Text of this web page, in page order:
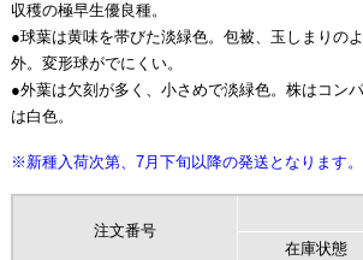
収穫の極早生優良種。
●球葉は黄味を帯びた淡緑色。包被、玉しまりの
外。変形球がでにくい。
●外葉は欠刻が多く、小さめで淡緑色。株はコン
は白色。
※新種入荷次第、7月下旬以降の発送となります。
注文番号
在庫状態